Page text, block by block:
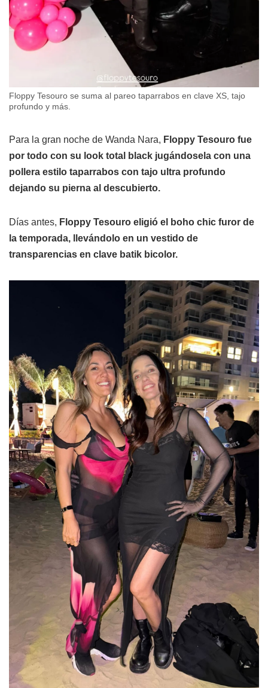
Floppy Tesouro se suma al pareo taparrabos en clave XS, tajo
profundo y más.
Para la gran noche de Wanda Nara, Floppy Tesouro fue
por todo con su look total black jugándosela con una
pollera estilo taparrabos con tajo ultra profundo
dejando su pierna al descubierto.
Días antes, Floppy Tesouro eligió el boho chic furor de
la temporada, llevándolo en un vestido de
transparencias en clave batik bicolor.